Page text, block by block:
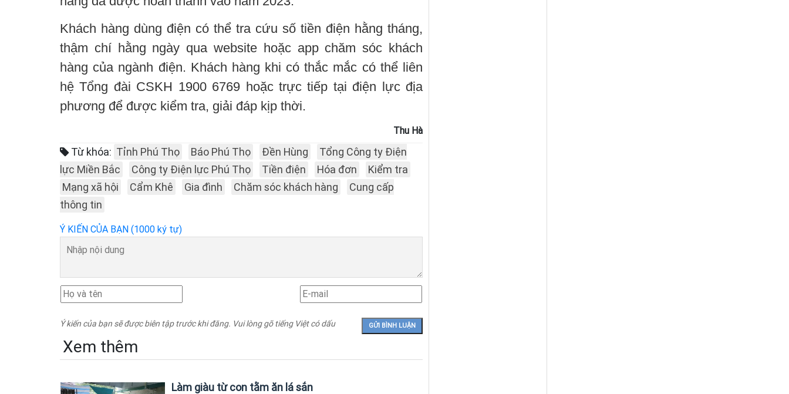
Khách hàng dùng điện có thể tra cứu số tiền điện hằng tháng,
thậm chí hằng ngày qua website hoặc app chăm sóc khách
hàng của ngành điện. Khách hàng khi có thắc mắc có thể liên
hệ Tổng đài CSKH 1900 6769 hoặc trực tiếp tại điện lực địa
phương để được kiểm tra, giải đáp kịp thời.
Thu Hà
Từ khóa: Tỉnh Phú Thọ Báo Phú Thọ Đền Hùng
Tổng Công ty Điện
lực Miền Bắc
Công ty Điện lực Phú Thọ Tiền điện Hóa đơn
Kiểm tra
Mạng xã hội
Cẩm Khê Gia đình Chăm sóc khách hàng
Cung cấp
thông tin
Ý KIẾN CỦA BẠN (1000 ký tự)
Ý kiến của bạn sẽ được biên tập trước khi đăng. Vui lòng gõ tiếng Việt có dấu
Xem thêm
Làm giàu từ con tằm ăn lá sắn